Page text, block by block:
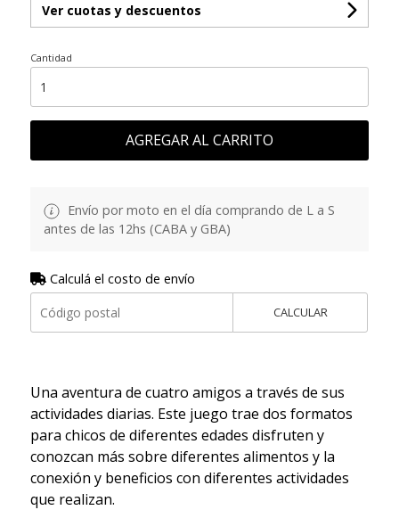
Ver cuotas y descuentos
Cantidad
AGREGAR AL CARRITO
Envío por moto en el día comprando de L a S
antes de las 12hs (CABA y GBA)
Calculá el costo de envío
CALCULAR
Una aventura de cuatro amigos a través de sus
actividades diarias. Este juego trae dos formatos
para chicos de diferentes edades disfruten y
conozcan más sobre diferentes alimentos y la
conexión y beneficios con diferentes actividades
que realizan.